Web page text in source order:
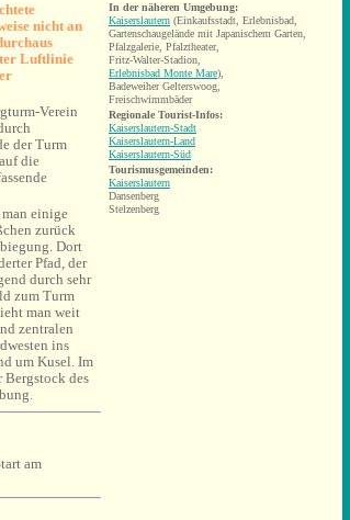
nicht an
Luftlinie
Verein
der Turm
die
einige
zurück
Dort
Pfad, der
durch sehr
zum Turm
man weit
zentralen
ins
um Kusel. Im
Bergstock des
am
In der näheren Umgebung:
Kaiserslautern (Einkaufsstadt, Erlebnisbad,
Gartenschaugelände mit Japanischem Garten,
Pfalzgalerie, Pfalztheater,
Fritz-Walter-Stadion,
Erlebnisbad Monte Mare),
Badeweiher Gelterswoog,
Freischwimmbäder
Regionale Tourist-Infos:
Kaiserslautern-Stadt
Kaiserslautern-Land
Kaiserslautern-Süd
Tourismusgemeinden:
Kaiserslautern
Dansenberg
Stelzenberg